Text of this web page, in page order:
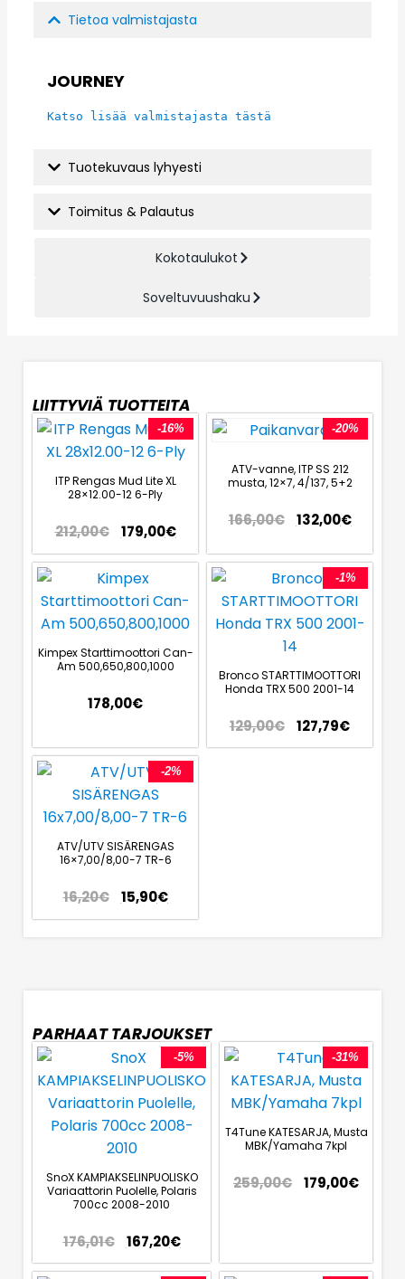
Tietoa valmistajasta
JOURNEY
Katso lisää valmistajasta tästä
Tuotekuvaus lyhyesti
Toimitus & Palautus
Kokotaulukot
Soveltuvuushaku
LIITTYVIÄ TUOTTEITA
-16%
ITP Rengas Mud Lite XL
28×12.00-12 6-Ply
212,00€ 179,00€
-20%
ATV-vanne, ITP SS 212
musta, 12×7, 4/137, 5+2
166,00€ 132,00€
Kimpex Starttimoottori Can-
Am 500,650,800,1000
178,00€
-1%
Bronco STARTTIMOOTTORI
Honda TRX 500 2001-14
129,00€ 127,79€
-2%
ATV/UTV SISÄRENGAS
16×7,00/8,00-7 TR-6
16,20€ 15,90€
PARHAAT TARJOUKSET
-5%
SnoX KAMPIAKSELINPUOLISKO
Variaattorin Puolelle, Polaris
700cc 2008-2010
176,01€ 167,20€
-31%
T4Tune KATESARJA, Musta
MBK/Yamaha 7kpl
259,00€ 179,00€